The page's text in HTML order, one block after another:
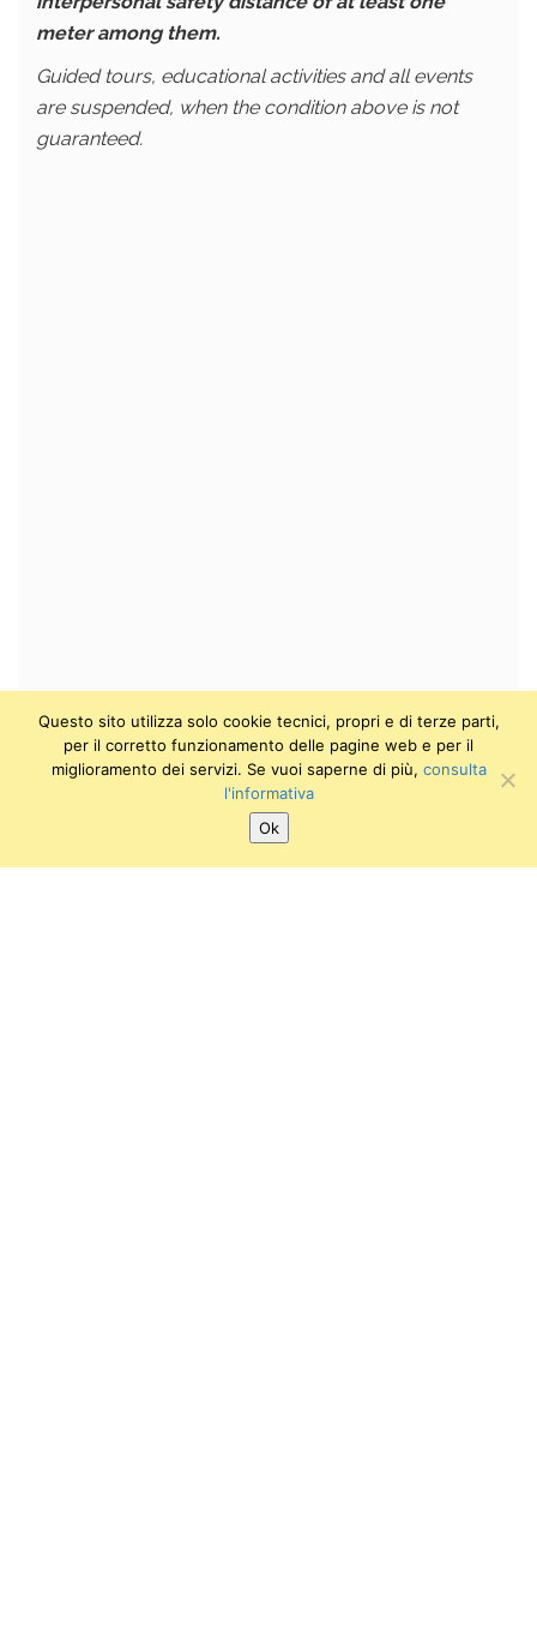
meter among them.
Guided tours, educational activities and all events
are suspended, when the condition above is not
guaranteed.
Questo sito utilizza solo cookie tecnici, propri e di terze parti,
per il corretto funzionamento delle pagine web e per il
miglioramento dei servizi. Se vuoi saperne di più, consulta
l'informativa
Ok